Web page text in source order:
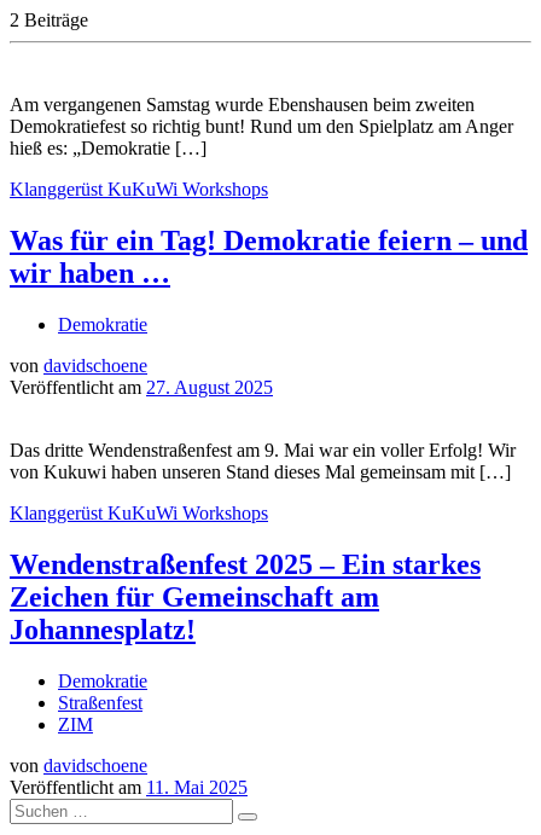
2 Beiträge
Am vergangenen Samstag wurde Ebenshausen beim zweiten
Demokratiefest so richtig bunt! Rund um den Spielplatz am Anger
hieß es: „Demokratie […]
Klanggerüst KuKuWi Workshops
Was für ein Tag! Demokratie feiern – und
wir haben …
Demokratie
von davidschoene
Veröffentlicht am 27. August 2025
Das dritte Wendenstraßenfest am 9. Mai war ein voller Erfolg! Wir
von Kukuwi haben unseren Stand dieses Mal gemeinsam mit […]
Klanggerüst KuKuWi Workshops
Wendenstraßenfest 2025 – Ein starkes
Zeichen für Gemeinschaft am
Johannesplatz!
Demokratie
Straßenfest
ZIM
von davidschoene
Veröffentlicht am 11. Mai 2025
Suche
Suchen …